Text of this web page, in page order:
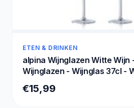
ETEN & DRINKEN
alpina Wijnglazen Witte Wijn
Wijnglazen - Wijnglas 37cl -
Glas
€15,99